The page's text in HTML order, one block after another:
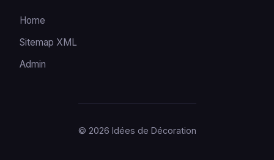
Home
Sitemap XML
Admin
© 2026 Idées de Décoration